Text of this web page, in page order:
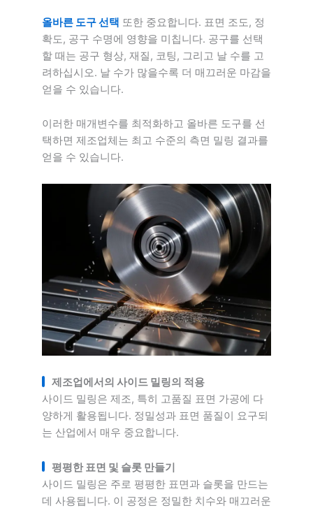
올바른 도구 선택 또한 중요합니다. 표면 조도, 정
확도, 공구 수명에 영향을 미칩니다. 공구를 선택
할 때는 공구 형상, 재질, 코팅, 그리고 날 수를 고
려하십시오. 날 수가 많을수록 더 매끄러운 마감을
얻을 수 있습니다.
이러한 매개변수를 최적화하고 올바른 도구를 선
택하면 제조업체는 최고 수준의 측면 밀링 결과를
얻을 수 있습니다.
제조업에서의 사이드 밀링의 적용
사이드 밀링은 제조, 특히 고품질 표면 가공에 다
양하게 활용됩니다. 정밀성과 표면 품질이 요구되
는 산업에서 매우 중요합니다.
평평한 표면 및 슬롯 만들기
사이드 밀링은 주로 평평한 표면과 슬롯을 만드는
데 사용됩니다. 이 공정은 정밀한 치수와 매끄러운